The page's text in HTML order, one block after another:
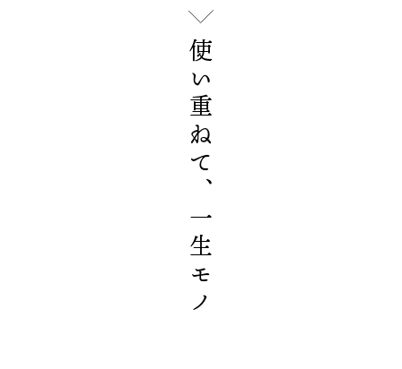
使い重ねて、一生モノ